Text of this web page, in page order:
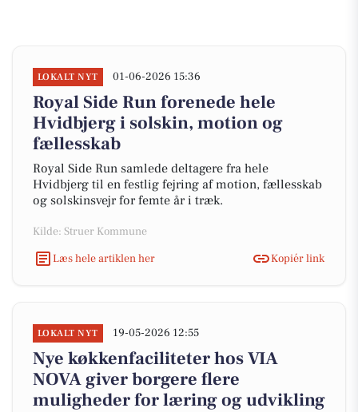
LOKALT NYT 01-06-2026 15:36
Royal Side Run forenede hele
Hvidbjerg i solskin, motion og
fællesskab
Royal Side Run samlede deltagere fra hele
Hvidbjerg til en festlig fejring af motion, fællesskab
og solskinsvejr for femte år i træk.
Kilde: Struer Kommune
Læs hele artiklen her
Kopiér link
LOKALT NYT 19-05-2026 12:55
Nye køkkenfaciliteter hos VIA
NOVA giver borgere flere
muligheder for læring og udvikling